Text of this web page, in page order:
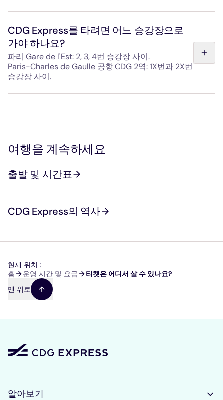
시기 전에 유효한 승차권을 미리 준비해 주시기 바랍니다.
CDG Express를 타려면 어느 승강장으로
가야 하나요?
파리 Gare de l'Est: 2, 3, 4번 승강장 사이.
Paris-Charles de Gaulle 공항 CDG 2역: 1X번과 2X번
승강장 사이.
여행을 계속하세요
출발 및 시간표
CDG Express의 역사
현재 위치 :
이
경
홈 운영 시간 및 요금
티켓은 어디서 살 수 있나요?
맨 위로
알아보기